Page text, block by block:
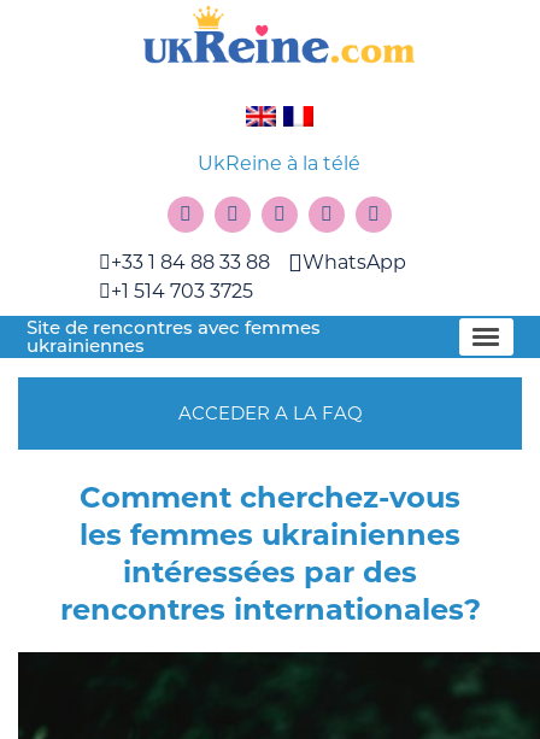
UkReine à la télé
+33 1 84 88 33 88
+1 514 703 3725
WhatsApp
Site de rencontres avec femmes
ukrainiennes
ACCEDER A LA FAQ
Comment cherchez-vous
les femmes ukrainiennes
intéressées par des
rencontres internationales?